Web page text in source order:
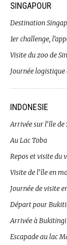
SINGAPOUR
Destination
1er challenge,
Visite du zoo de
Journée
INDONESIE
Arrivée sur l’île de
Au Lac Toba
Repos et visite du
Visite de l’île en
Journée de visite
Départ pour
Arrivée à
Escapade au lac